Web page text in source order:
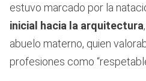
estuvo marcado por la
inicial hacia la arquitectura
abuelo materno, quien
profesiones como